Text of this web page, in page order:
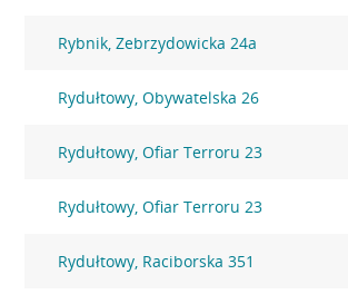
Rybnik, Zebrzydowicka 24a
Rydułtowy, Obywatelska 26
Rydułtowy, Ofiar Terroru 23
Rydułtowy, Ofiar Terroru 23
Rydułtowy, Raciborska 351